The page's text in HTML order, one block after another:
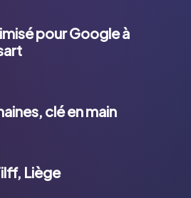
pour Google à
clé en main
Liège